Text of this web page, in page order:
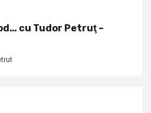
cu Tudor Petruţ –